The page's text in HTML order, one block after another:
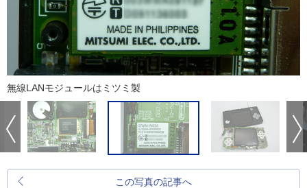
無線LANモジュールはミツミ製
この写真の記事へ